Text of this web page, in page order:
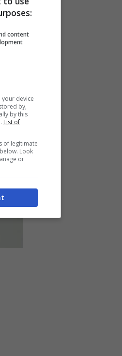
content
device
by,
by this
List of
of legitimate
Look
or